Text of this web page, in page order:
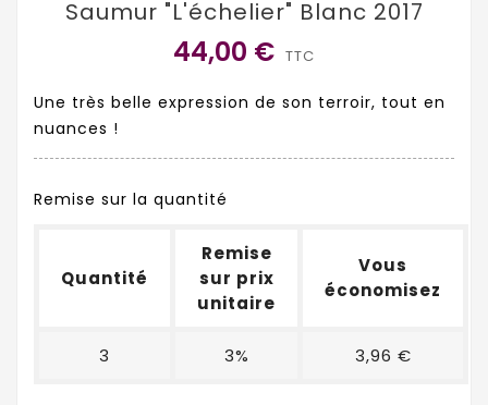
Saumur "L'échelier" Blanc 2017
44,00 € TTC
Une très belle expression de son terroir, tout en
nuances !
Remise sur la quantité
Quantité
Remise
sur prix
unitaire
Vous
économisez
3 3% 3,96 €